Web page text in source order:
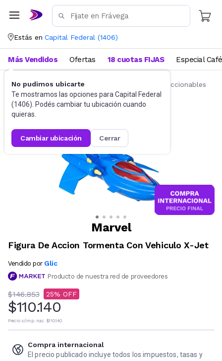
Estás en Capital Federal (1406)
No pudimos ubicarte
Te mostramos las opciones para Capital Federal
(1406). Podés cambiar tu ubicación cuando
quieras.
cambiar ubicación cerrar
Más Vendidos Ofertas 18 cuotas FIJAS Especial Café
Juguetes y Juegos Figuras de acción y coleccionables
Marvel
Figura De Accion Tormenta Con Vehiculo X-Jet
Vendido por Glic
Producto de nuestra red de proveedores
$146.853 25
$110.140
Precio s/imp. nac. $110.140
Compra internacional
El precio publicado incluye todos los impuestos, tasas y